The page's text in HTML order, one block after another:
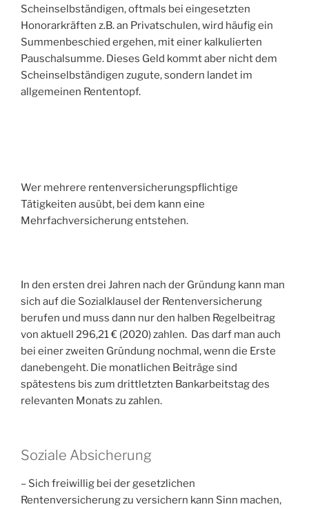
Scheinselbständigen, oftmals bei eingesetzten
Honorarkräften z.B. an Privatschulen, wird häufig ein
Summenbeschied ergehen, mit einer kalkulierten
Pauschalsumme. Dieses Geld kommt aber nicht dem
Scheinselbständigen zugute, sondern landet im
allgemeinen Rententopf.
Wer mehrere rentenversicherungspflichtige
Tätigkeiten ausübt, bei dem kann eine
Mehrfachversicherung entstehen.
In den ersten drei Jahren nach der Gründung kann man
sich auf die Sozialklausel der Rentenversicherung
berufen und muss dann nur den halben Regelbeitrag
von aktuell 296,21 € (2020) zahlen. Das darf man auch
bei einer zweiten Gründung nochmal, wenn die Erste
danebengeht. Die monatlichen Beiträge sind
spätestens bis zum drittletzten Bankarbeitstag des
relevanten Monats zu zahlen.
Soziale Absicherung
– Sich freiwillig bei der gesetzlichen
Rentenversicherung zu versichern kann Sinn machen,